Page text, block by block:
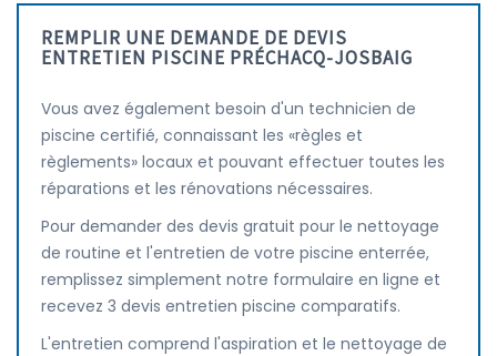
REMPLIR UNE DEMANDE DE DEVIS
ENTRETIEN PISCINE PRÉCHACQ-JOSBAIG
Vous avez également besoin d'un technicien de
piscine certifié, connaissant les «règles et
règlements» locaux et pouvant effectuer toutes les
réparations et les rénovations nécessaires.
Pour demander des devis gratuit pour le nettoyage
de routine et l'entretien de votre piscine enterrée,
remplissez simplement notre formulaire en ligne et
recevez 3 devis entretien piscine comparatifs.
L'entretien comprend l'aspiration et le nettoyage de